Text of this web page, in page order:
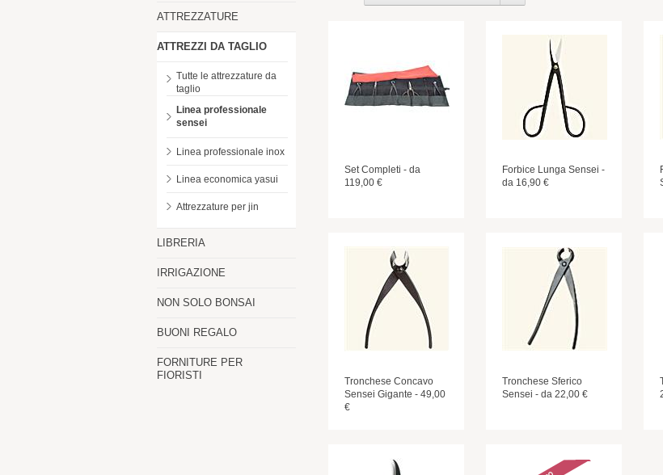
ATTREZZATURE
ATTREZZI DA TAGLIO
Tutte le attrezzature da
taglio
Linea professionale
sensei
Linea professionale inox
Linea economica yasui
Attrezzature per jin
LIBRERIA
IRRIGAZIONE
NON SOLO BONSAI
BUONI REGALO
FORNITURE PER
FIORISTI
Set Completi - da
119,00 €
Forbice Lunga Sensei -
da 16,90 €
Tronchese Concavo
Sensei Gigante - 49,00
€
Tronchese Sferico
Sensei - da 22,00 €